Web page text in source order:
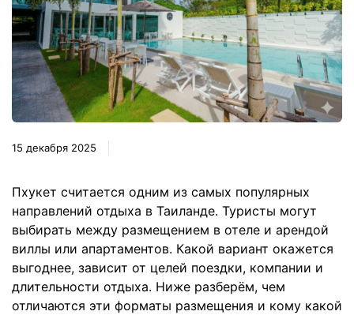
15 декабря 2025
Пхукет считается одним из самых популярных
направлений отдыха в Таиланде. Туристы могут
выбирать между размещением в отеле и арендой
виллы или апартаментов. Какой вариант окажется
выгоднее, зависит от целей поездки, компании и
длительности отдыха. Ниже разберём, чем
отличаются эти форматы размещения и кому какой